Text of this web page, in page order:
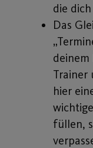
die
Das
deinem
Trainer
hier
füllen,